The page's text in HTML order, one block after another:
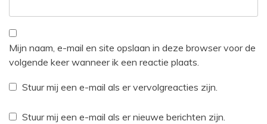
Mijn naam, e-mail en site opslaan in deze browser voor de
volgende keer wanneer ik een reactie plaats.
Stuur mij een e-mail als er vervolgreacties zijn.
Stuur mij een e-mail als er nieuwe berichten zijn.